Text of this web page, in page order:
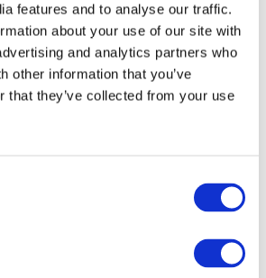
features and to analyse our traffic.
about your use of our site with
and analytics partners who
other information that you’ve
that they’ve collected from your use
Заходи